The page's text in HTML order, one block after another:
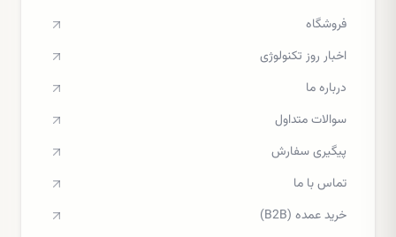
فروشگاه
اخبار روز تکنولوژی
درباره ما
سوالات متداول
پیگیری سفارش
تماس با ما
خرید عمده (B2B)